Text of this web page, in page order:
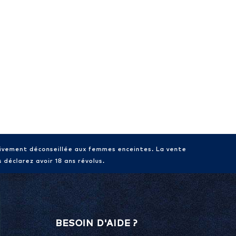
déconseillée aux femmes enceintes. La vente
avoir 18 ans révolus.
BESOIN D'AIDE ?